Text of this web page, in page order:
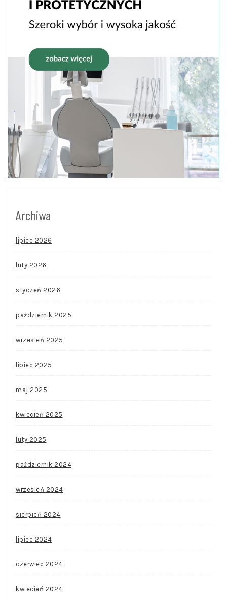
Archiwa
lipiec 2026
luty 2026
styczeń 2026
październik 2025
wrzesień 2025
lipiec 2025
maj 2025
kwiecień 2025
luty 2025
październik 2024
wrzesień 2024
sierpień 2024
lipiec 2024
czerwiec 2024
kwiecień 2024